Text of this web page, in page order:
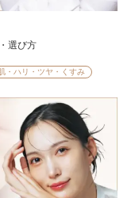
選び方
・ハリ・ツヤ・くすみ